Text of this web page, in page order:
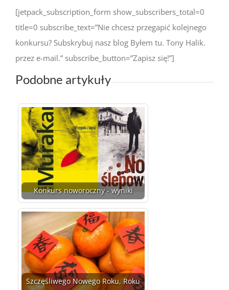
[jetpack_subscription_form show_subscribers_total=0
title=0 subscribe_text=”Nie chcesz przegapić kolejnego
konkursu? Subskrybuj nasz blog Byłem tu. Tony Halik.
przez e-mail.” subscribe_button=”Zapisz się!”]
Podobne artykuły
Konkurs noworoczny - wyniki
Szczęśliwego Nowego Roku, Roku